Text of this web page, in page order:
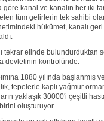
göre kanal ve kanalın her iki
tüm gelirlerin tek sahibi
hükümet, kanalı
tekrar elinde
devletinin kontrolünde.
1880 yılında
tepelerle kaplı yağmur
yaklaşık 30000′i çeşitli
oluşturuyor.